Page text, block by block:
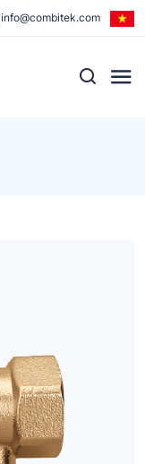
info@combitek.com